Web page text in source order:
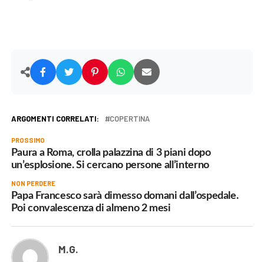
ARGOMENTI CORRELATI: COPERTINA
PROSSIMO
Paura a Roma, crolla palazzina di 3 piani dopo
un’esplosione. Si cercano persone all’interno
NON PERDERE
Papa Francesco sarà dimesso domani dall’ospedale.
Poi convalescenza di almeno 2 mesi
M.G.